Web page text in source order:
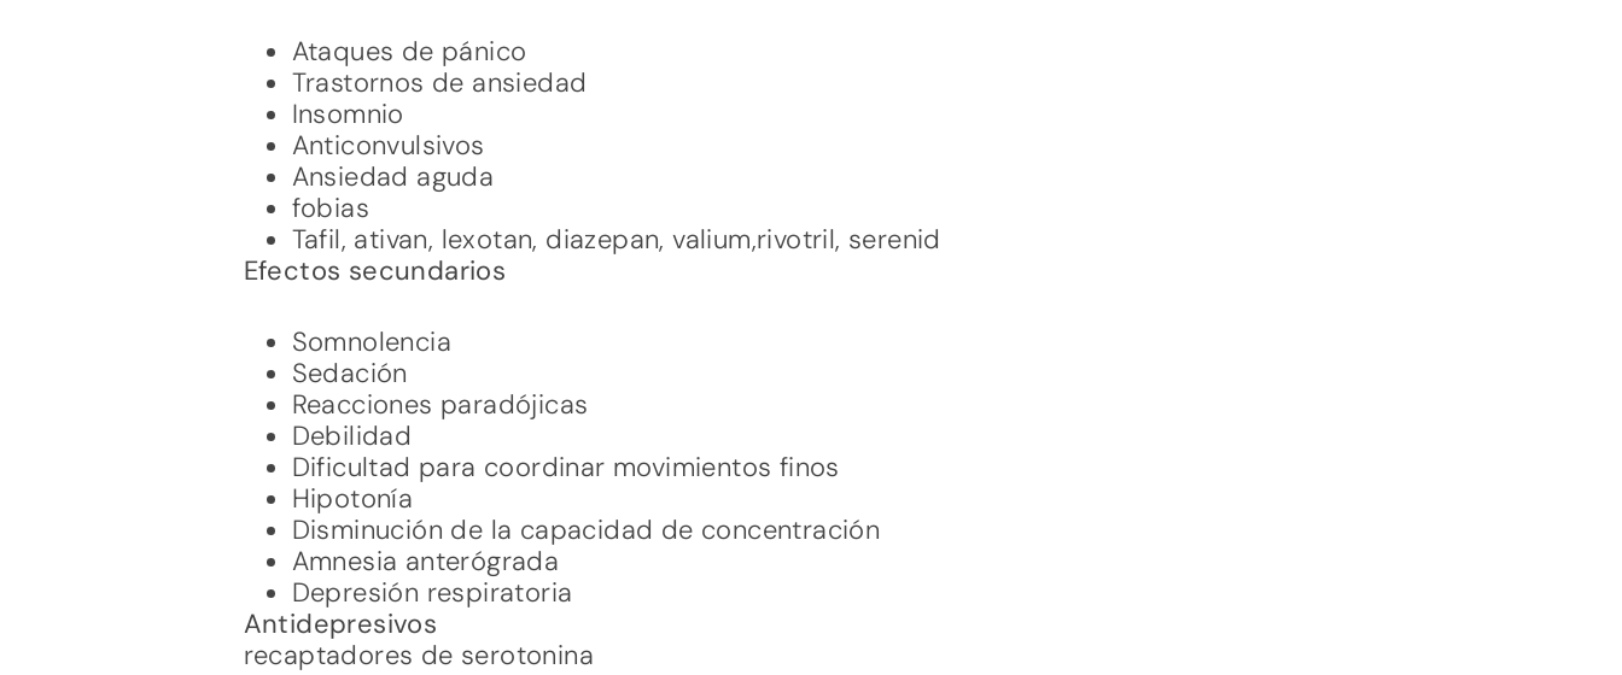
Ataques de pánico
Trastornos de ansiedad
Insomnio
Anticonvulsivos
Ansiedad aguda
fobias
Tafil, ativan, lexotan, diazepan, valium,rivotril, serenid
Efectos secundarios
Somnolencia
Sedación
Reacciones paradójicas
Debilidad
Dificultad para coordinar movimientos finos
Hipotonía
Disminución de la capacidad de concentración
Amnesia anterógrada
Depresión respiratoria
Antidepresivos
recaptadores de serotonina